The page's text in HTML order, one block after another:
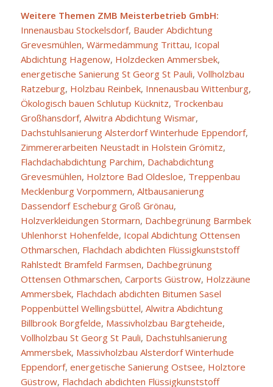
Weitere Themen ZMB Meisterbetrieb GmbH:
Innenausbau Stockelsdorf, Bauder Abdichtung
Grevesmühlen, Wärmedämmung Trittau, Icopal
Abdichtung Hagenow, Holzdecken Ammersbek,
energetische Sanierung St Georg St Pauli, Vollholzbau
Ratzeburg, Holzbau Reinbek, Innenausbau Wittenburg,
Ökologisch bauen Schlutup Kücknitz, Trockenbau
Großhansdorf, Alwitra Abdichtung Wismar,
Dachstuhlsanierung Alsterdorf Winterhude Eppendorf,
Zimmererarbeiten Neustadt in Holstein Grömitz,
Flachdachabdichtung Parchim, Dachabdichtung
Grevesmühlen, Holztore Bad Oldesloe, Treppenbau
Mecklenburg Vorpommern, Altbausanierung
Dassendorf Escheburg Groß Grönau,
Holzverkleidungen Stormarn, Dachbegrünung Barmbek
Uhlenhorst Hohenfelde, Icopal Abdichtung Ottensen
Othmarschen, Flachdach abdichten Flüssigkunststoff
Rahlstedt Bramfeld Farmsen, Dachbegrünung
Ottensen Othmarschen, Carports Güstrow, Holzzäune
Ammersbek, Flachdach abdichten Bitumen Sasel
Poppenbüttel Wellingsbüttel, Alwitra Abdichtung
Billbrook Borgfelde, Massivholzbau Bargteheide,
Vollholzbau St Georg St Pauli, Dachstuhlsanierung
Ammersbek, Massivholzbau Alsterdorf Winterhude
Eppendorf, energetische Sanierung Ostsee, Holztore
Güstrow, Flachdach abdichten Flüssigkunststoff